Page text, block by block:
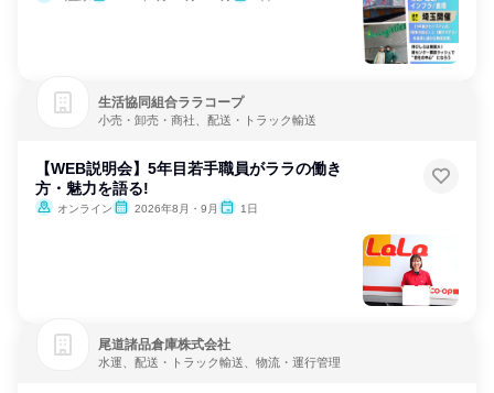
生活協同組合ララコープ
小売・卸売・商社、配送・トラック輸送
【WEB説明会】5年目若手職員がララの働き
方・魅力を語る!
オンライン 2026年8月・9月 1日
尾道諸品倉庫株式会社
水運、配送・トラック輸送、物流・運行管理